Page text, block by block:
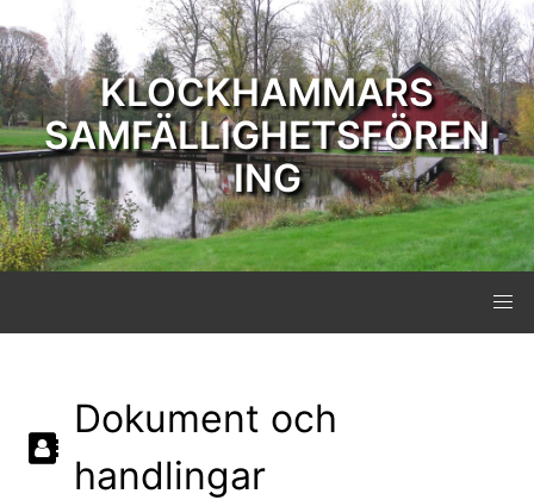
KLOCKHAMMARS
SAMFÄLLIGHETSFÖREN
ING
Dokument och
handlingar